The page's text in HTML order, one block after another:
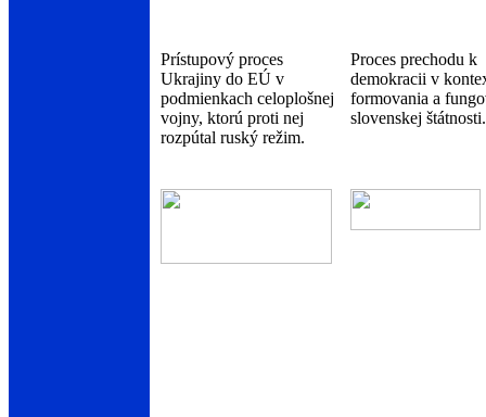
Prístupový proces
Ukrajiny do EÚ v
podmienkach celoplošnej
vojny, ktorú proti nej
rozpútal ruský režim.
Proces prechodu k
demokracii v
formovania a
slovenskej štátnosti.